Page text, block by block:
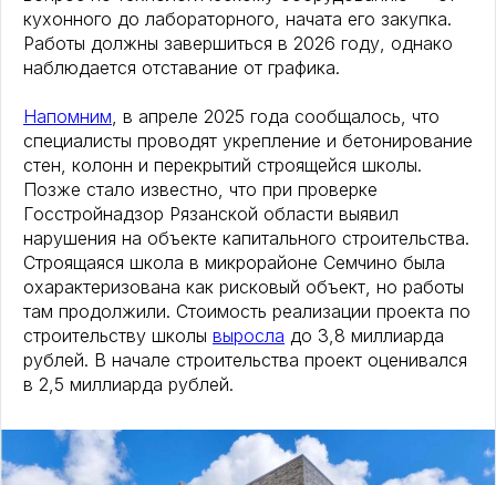
кухонного до лабораторного, начата его закупка.
Работы должны завершиться в 2026 году, однако
наблюдается отставание от графика.
Напомним, в апреле 2025 года сообщалось, что
специалисты проводят укрепление и бетонирование
стен, колонн и перекрытий строящейся школы.
Позже стало известно, что при проверке
Госстройнадзор Рязанской области выявил
нарушения на объекте капитального строительства.
Строящаяся школа в микрорайоне Семчино была
охарактеризована как рисковый объект, но работы
там продолжили. Стоимость реализации проекта по
строительству школы выросла до 3,8 миллиарда
рублей. В начале строительства проект оценивался
в 2,5 миллиарда рублей.